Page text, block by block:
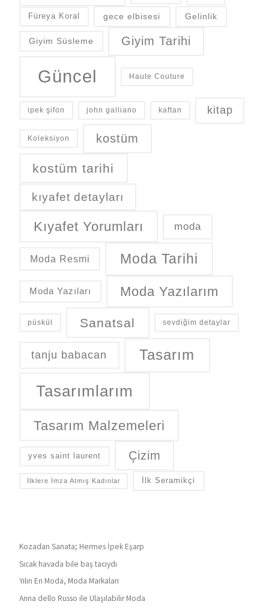
Füreya Koral gece elbisesi Gelinlik
Giyim Süsleme Giyim Tarihi
Güncel Haute Couture
ipek şifon john galliano kaftan kitap
Koleksiyon kostüm
kostüm tarihi
kıyafet detayları
Kıyafet Yorumları moda
Moda Resmi Moda Tarihi
Moda Yazıları Moda Yazılarım
püskül Sanatsal sevdiğim detaylar
tanju babacan Tasarım
Tasarımlarım
Tasarım Malzemeleri
yves saint laurent Çizim
İlklere İmza Atmış Kadınlar İlk Seramikçi
Kozadan Sanata; Hermes İpek Eşarp
Sıcak havada bile baş tacıydı
Yılın En Moda, Moda Markaları
Anna dello Russo ile Ulaşılabilir Moda